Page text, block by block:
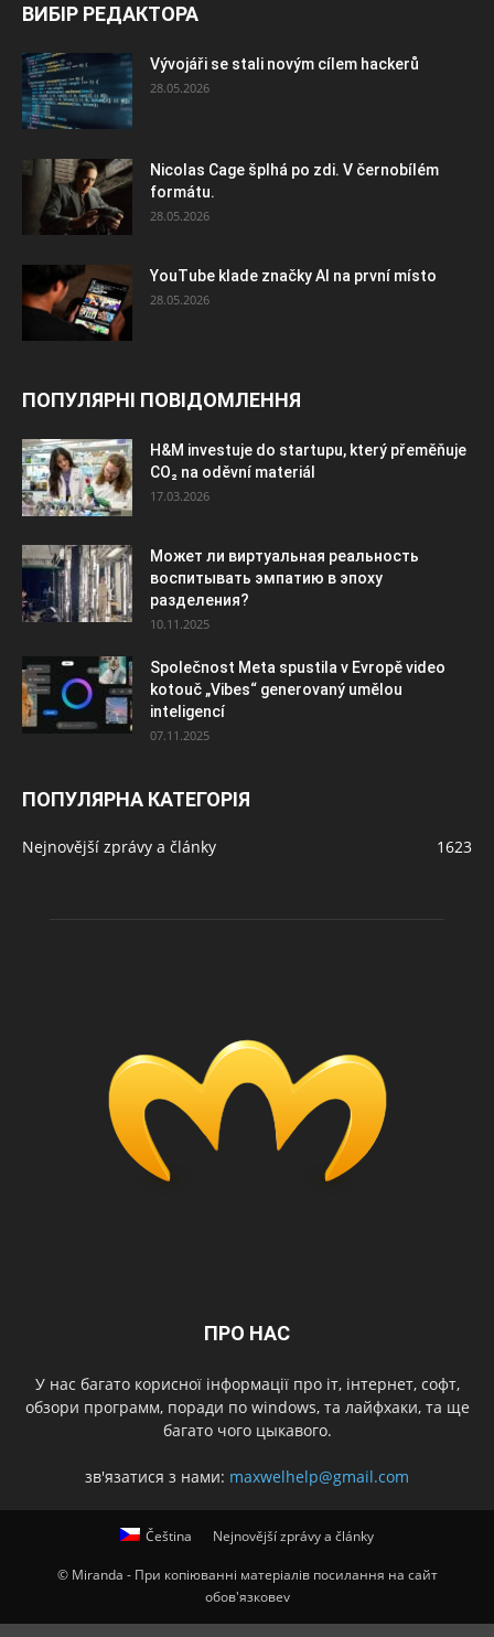
ВИБІР РЕДАКТОРА
Vývojáři se stali novým cílem hackerů
28.05.2026
Nicolas Cage šplhá po zdi. V černobílém
formátu.
28.05.2026
YouTube klade značky AI na první místo
28.05.2026
ПОПУЛЯРНІ ПОВІДОМЛЕННЯ
H&M investuje do startupu, který přeměňuje
CO₂ na oděvní materiál
17.03.2026
Может ли виртуальная реальность
воспитывать эмпатию в эпоху
разделения?
10.11.2025
Společnost Meta spustila v Evropě video
kotouč „Vibes“ generovaný umělou
inteligencí
07.11.2025
ПОПУЛЯРНА КАТЕГОРІЯ
Nejnovější zprávy a články 1623
ПРО НАС
У нас багато корисної інформації про іт, інтернет, софт,
обзори программ, поради по windows, та лайфхаки, та ще
багато чого цыкавого.
зв'язатися з нами: maxwelhelp@gmail.com
Čeština Nejnovější zprávy a články
© Miranda - При копіюванні матеріалів посилання на сайт
обов'язковеv